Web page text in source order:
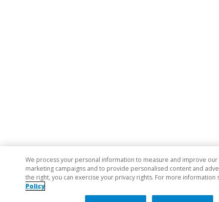
We process your personal information to measure and improve our
marketing campaigns and to provide personalised content and
the right, you can exercise your privacy rights. For more information
Policy